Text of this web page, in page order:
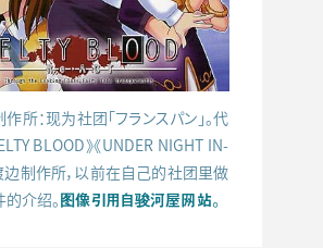
所：现为社团「フランスパン」。代
BLOOD》《UNDER NIGHT IN-
边制作所，以前在自己的社团里做
介绍。图像引用自骏河屋网站。